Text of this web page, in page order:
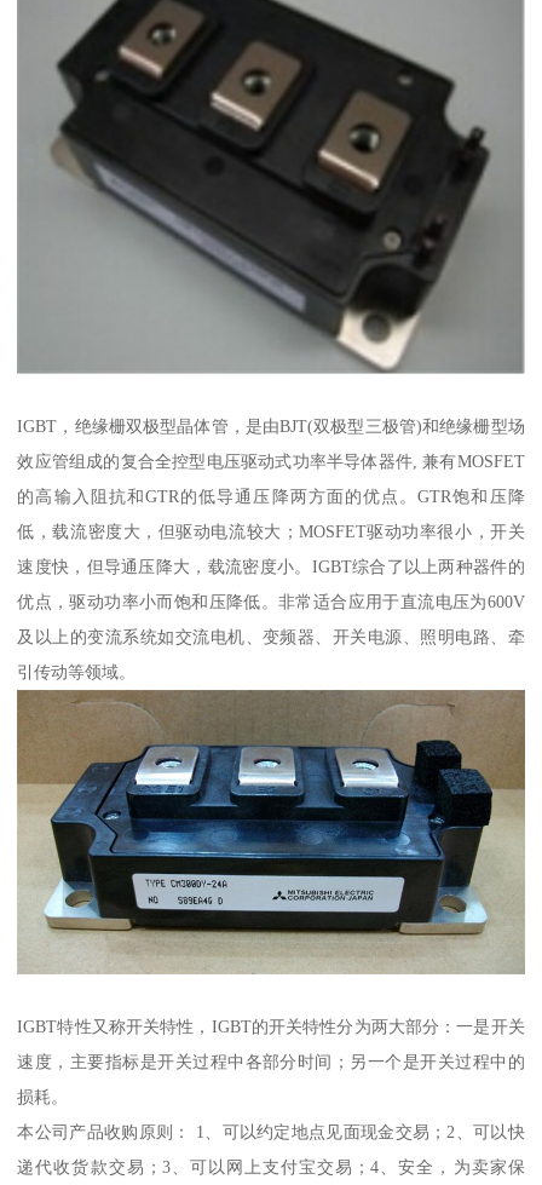
IGBT，绝缘栅双极型晶体管，是由BJT(双极型三极管)和绝缘栅型场
效应管组成的复合全控型电压驱动式功率半导体器件, 兼有MOSFET
的高输入阻抗和GTR的低导通压降两方面的优点。GTR饱和压降
低，载流密度大，但驱动电流较大；MOSFET驱动功率很小，开关
速度快，但导通压降大，载流密度小。IGBT综合了以上两种器件的
优点，驱动功率小而饱和压降低。非常适合应用于直流电压为600V
及以上的变流系统如交流电机、变频器、开关电源、照明电路、牵
引传动等领域。
IGBT特性又称开关特性，IGBT的开关特性分为两大部分：一是开关
速度，主要指标是开关过程中各部分时间；另一个是开关过程中的
损耗。
本公司产品收购原则： 1、可以约定地点见面现金交易；2、可以快
递代收货款交易；3、可以网上支付宝交易；4、安全，为卖家保